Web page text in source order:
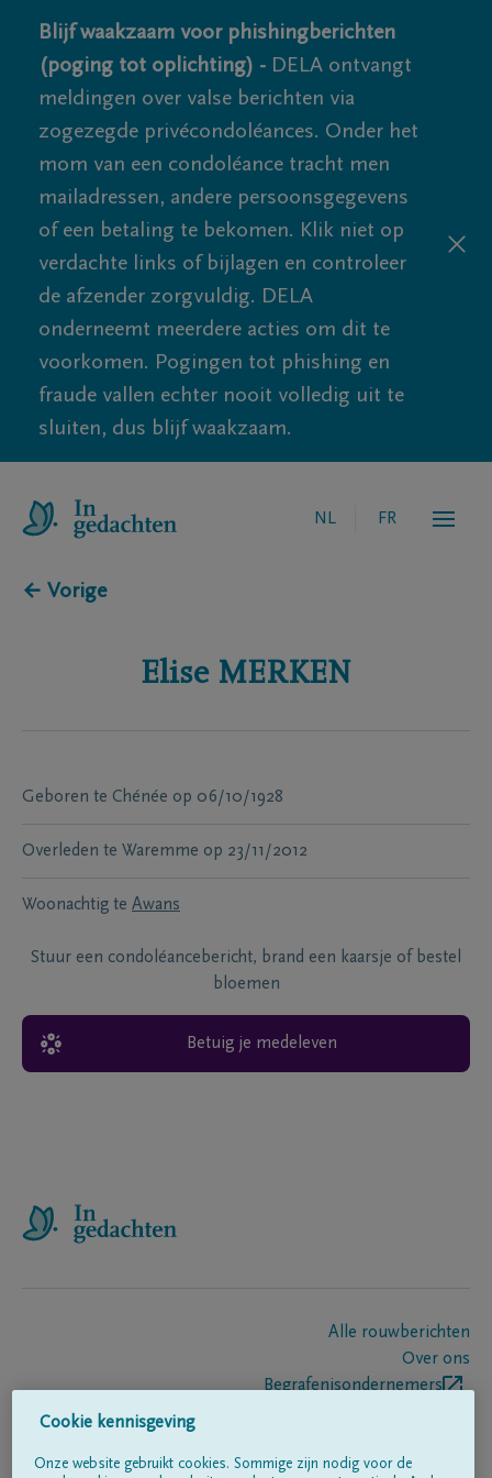
Blijf waakzaam voor phishingberichten
(poging tot oplichting) - DELA ontvangt
meldingen over valse berichten via
zogezegde privécondoléances. Onder het
mom van een condoléance tracht men
mailadressen, andere persoonsgegevens
of een betaling te bekomen. Klik niet op
verdachte links of bijlagen en controleer
de afzender zorgvuldig. DELA
onderneemt meerdere acties om dit te
voorkomen. Pogingen tot phishing en
fraude vallen echter nooit volledig uit te
sluiten, dus blijf waakzaam.
NL FR
← Vorige
Elise MERKEN
Geboren te Chénée op 06/10/1928
Overleden te Waremme op 23/11/2012
Woonachtig te Awans
Stuur een condoléancebericht, brand een kaarsje of bestel
bloemen
Betuig je medeleven
Alle rouwberichten
Over ons
Begrafenisondernemers
Cookie kennisgeving
Onze website gebruikt cookies. Sommige zijn nodig voor de